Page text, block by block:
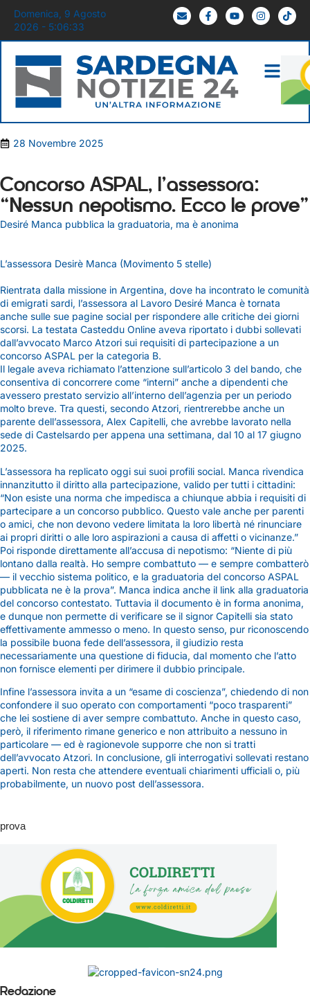
Domenica, 9 Agosto
2026 - 5:06:33
28 Novembre 2025
Concorso ASPAL, l’assessora:
“Nessun nepotismo. Ecco le prove”
Desiré Manca pubblica la graduatoria, ma è anonima
L’assessora Desirè Manca (Movimento 5 stelle)
Rientrata dalla missione in Argentina, dove ha incontrato le comunità
di emigrati sardi, l’assessora al Lavoro Desiré Manca è tornata
anche sulle sue pagine social per rispondere alle critiche dei giorni
scorsi. La testata Casteddu Online aveva riportato i dubbi sollevati
dall’avvocato Marco Atzori sui requisiti di partecipazione a un
concorso ASPAL per la categoria B.
Il legale aveva richiamato l’attenzione sull’articolo 3 del bando, che
consentiva di concorrere come “interni” anche a dipendenti che
avessero prestato servizio all’interno dell’agenzia per un periodo
molto breve. Tra questi, secondo Atzori, rientrerebbe anche un
parente dell’assessora, Alex Capitelli, che avrebbe lavorato nella
sede di Castelsardo per appena una settimana, dal 10 al 17 giugno
2025.
L’assessora ha replicato oggi sui suoi profili social. Manca rivendica
innanzitutto il diritto alla partecipazione, valido per tutti i cittadini:
“Non esiste una norma che impedisca a chiunque abbia i requisiti di
partecipare a un concorso pubblico. Questo vale anche per parenti
o amici, che non devono vedere limitata la loro libertà né rinunciare
ai propri diritti o alle loro aspirazioni a causa di affetti o vicinanze.”
Poi risponde direttamente all’accusa di nepotismo: “Niente di più
lontano dalla realtà. Ho sempre combattuto — e sempre combatterò
— il vecchio sistema politico, e la graduatoria del concorso ASPAL
pubblicata ne è la prova”. Manca indica anche il link alla graduatoria
del concorso contestato. Tuttavia il documento è in forma anonima,
e dunque non permette di verificare se il signor Capitelli sia stato
effettivamente ammesso o meno. In questo senso, pur riconoscendo
la possibile buona fede dell’assessora, il giudizio resta
necessariamente una questione di fiducia, dal momento che l’atto
non fornisce elementi per dirimere il dubbio principale.
Infine l’assessora invita a un “esame di coscienza”, chiedendo di non
confondere il suo operato con comportamenti “poco trasparenti”
che lei sostiene di aver sempre combattuto. Anche in questo caso,
però, il riferimento rimane generico e non attribuito a nessuno in
particolare — ed è ragionevole supporre che non si tratti
dell’avvocato Atzori. In conclusione, gli interrogativi sollevati restano
aperti. Non resta che attendere eventuali chiarimenti ufficiali o, più
probabilmente, un nuovo post dell’assessora.
prova
Redazione